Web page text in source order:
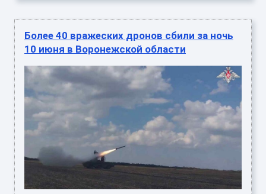
Более 40 вражеских дронов сбили за ночь
10 июня в Воронежской области